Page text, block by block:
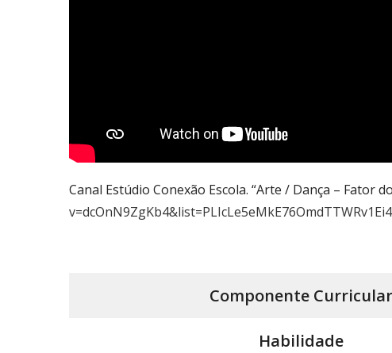
Canal Estúdio Conexão Escola. “Arte / Dança – Fator
Componente Curricular
Habilidade